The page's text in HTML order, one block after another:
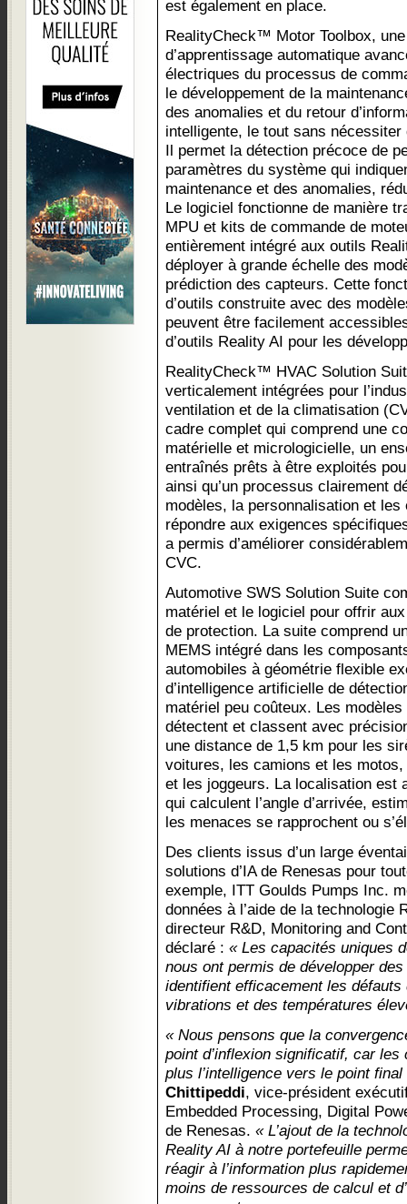
est également en place.
RealityCheck™ Motor Toolbox,
d’apprentissage automatique
électriques du processus de
le développement de la
des anomalies et du retour
intelligente, le tout sans
Il permet la détection précoce de
paramètres du système qui
maintenance et des anomalies,
Le logiciel fonctionne de manière
MPU et kits de commande de
entièrement intégré aux outils
déployer à grande échelle des
prédiction des capteurs. Cette
d’outils construite avec des
peuvent être facilement
d’outils Reality AI pour les
RealityCheck™ HVAC Solution
verticalement intégrées pour
ventilation et de la climatisation
cadre complet qui comprend une
matérielle et micrologicielle, un
entraînés prêts à être exploités
ainsi qu’un processus clairement
modèles, la personnalisation et
répondre aux exigences
a permis d’améliorer
CVC.
Automotive SWS Solution Suite
matériel et le logiciel pour offrir
de protection. La suite comprend
MEMS intégré dans les
automobiles à géométrie flexible
d’intelligence artificielle de
matériel peu coûteux. Les
détectent et classent avec
une distance de 1,5 km pour les
voitures, les camions et les
et les joggeurs. La localisation est
qui calculent l’angle d’arrivée,
les menaces se rapprochent ou
Des clients issus d’un large
solutions d’IA de Renesas pour
exemple, ITT Goulds Pumps Inc.
données à l’aide de la technologie
directeur R&D, Monitoring and
déclaré : « Les capacités uniques
nous ont permis de développer
identifient efficacement les défauts
vibrations et des températures
« Nous pensons que la
point d’inflexion significatif, car
plus l’intelligence vers le point final
Chittipeddi, vice-président
Embedded Processing, Digital
de Renesas. « L’ajout de la
Reality AI à notre portefeuille
réagir à l’information plus
moins de ressources de calcul et